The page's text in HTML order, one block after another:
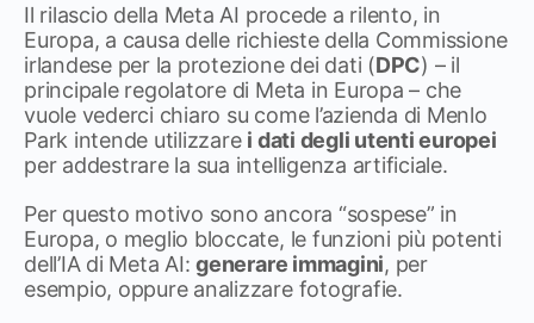
Il rilascio della Meta AI procede a rilento, in
Europa, a causa delle richieste della Commissione
irlandese per la protezione dei dati (DPC) – il
principale regolatore di Meta in Europa – che
vuole vederci chiaro su come l’azienda di Menlo
Park intende utilizzare i dati degli utenti europei
per addestrare la sua intelligenza artificiale.
Per questo motivo sono ancora “sospese” in
Europa, o meglio bloccate, le funzioni più potenti
dell’IA di Meta AI:generare immagini, per
esempio, oppure analizzare fotografie.